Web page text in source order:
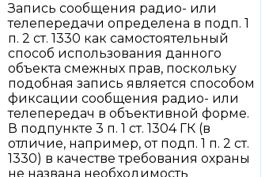
Запись сообщения радио- или
телепередачи определена в подп. 1
п. 2 ст. 1330 как самостоятельный
способ использования данного
объекта смежных прав, поскольку
подобная запись является способом
фиксации сообщения радио- или
телепередач в объективной форме.
В подпункте 3 п. 1 ст. 1304 ГК (в
отличие, например, от подп. 1 п. 2 ст.
1330) в качестве требования охраны
не названа необходимость